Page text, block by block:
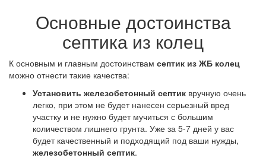
Основные достоинства
септика из колец
К основным и главным достоинствам септик из ЖБ колец
можно отнести такие качества:
Установить железобетонный септик вручную очень
легко, при этом не будет нанесен серьезный вред
участку и не нужно будет мучиться с большим
количеством лишнего грунта. Уже за 5-7 дней у вас
будет качественный и подходящий под ваши нужды,
железобетонный септик.